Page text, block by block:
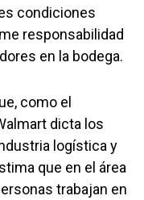
condiciones
responsabilidad
en la bodega.
como el
dicta los
logística y
que en el área
trabajan en